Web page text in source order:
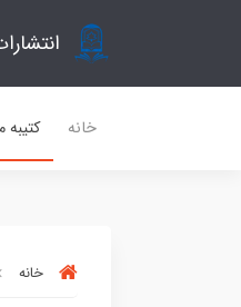
خانه
خانه